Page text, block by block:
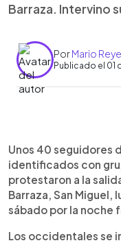
Barraza. Intervino
PorMario
Publicado el 01
► Escuchar
Unos 40 seguidores
identificados con
protestaron a la
Barraza, San
sábado por la noche
Los occidentales se